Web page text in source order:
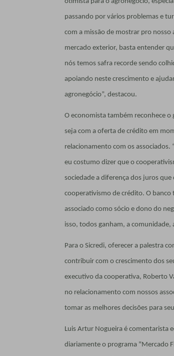
passando por vários problemas e
com a missão de mostrar pro
mercado exterior, basta entender
nós temos safra recorde sendo
apoiando neste crescimento e
agronegócio”, destacou.
O economista também reconhece
seja com a oferta de crédito em
relacionamento com os
eu costumo dizer que o
sociedade a diferença dos juros
cooperativismo de crédito. O
associado como sócio e dono do
isso, todos ganham, a comunidade,
Para o Sicredi, oferecer a palestra
contribuir com o crescimento dos
executivo da cooperativa, Roberto
no relacionamento com nossos
tomar as melhores decisões para
Luis Artur Nogueira é comentarista
diariamente o programa "Mercado